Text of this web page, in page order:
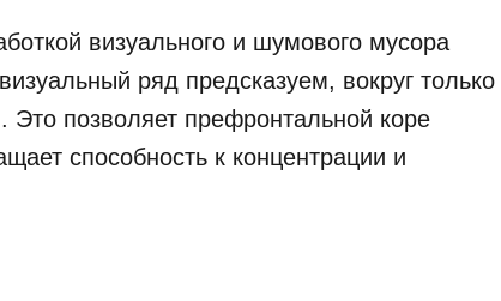
визуального и шумового мусора
ряд предсказуем, вокруг только
позволяет префронтальной коре
способность к концентрации и